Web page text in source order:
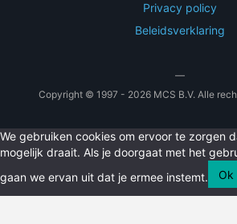
Privacy policy
Beleidsverklaring
—
Copyright © 1997 - 2026 MCS B.V. Alle
We gebruiken cookies om ervoor te zorgen
mogelijk draait. Als je doorgaat met het
gaan we ervan uit dat je ermee instemt.
Ok